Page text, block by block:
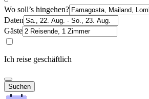
Wo soll’s hingehen?
Daten
Gäste
Ich reise geschäftlich
Suchen